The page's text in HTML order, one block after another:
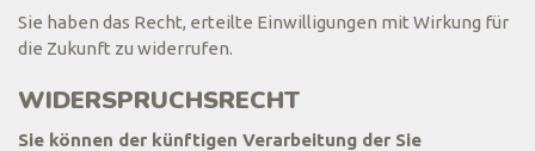
Sie haben das Recht, erteilte Einwilligungen mit Wirkung für
die Zukunft zu widerrufen.
WIDERSPRUCHSRECHT
Sie können der künftigen Verarbeitung der Sie